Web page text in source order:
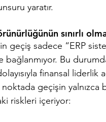
yaratır.
sınırlı
geçiş sadece “ERP
Bu
finansal liderlik
geçişin yalnızca
riskleri içeriyor: